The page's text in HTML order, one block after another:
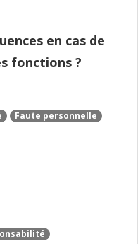
en cas de
fonctions ?
Faute personnelle